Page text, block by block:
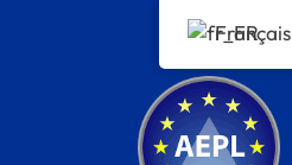
Français